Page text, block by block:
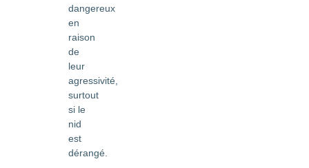
dangereux
en
raison
de
leur
agressivité,
surtout
si le
nid
est
dérangé.